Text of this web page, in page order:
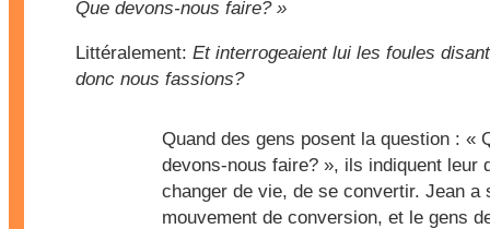
Que devons-nous faire? »
Littéralement: Et interrogeaient lui les foules
donc nous fassions?
Quand des gens posent la question : «
devons-nous faire? », ils indiquent leur
changer de vie, de se convertir. Jean a
mouvement de conversion, et le gens